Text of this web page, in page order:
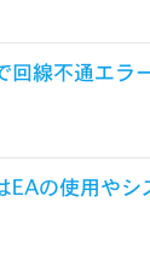
線不通エラ
の使用やシ